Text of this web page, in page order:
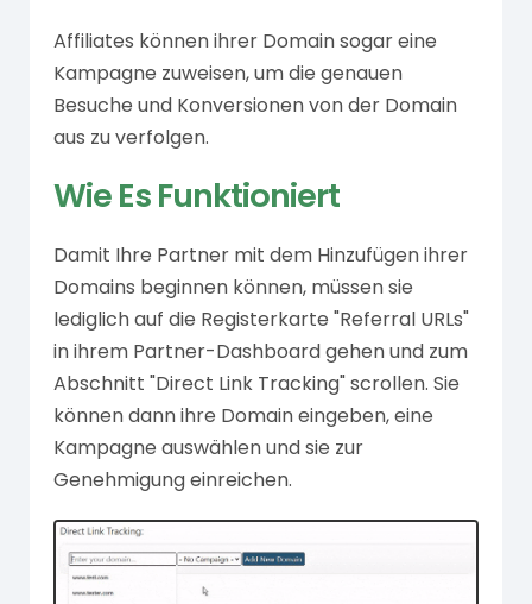
Affiliates können ihrer Domain sogar eine
Kampagne zuweisen, um die genauen
Besuche und Konversionen von der Domain
aus zu verfolgen.
Wie Es Funktioniert
Damit Ihre Partner mit dem Hinzufügen ihrer
Domains beginnen können, müssen sie
lediglich auf die Registerkarte "Referral URLs"
in ihrem Partner-Dashboard gehen und zum
Abschnitt "Direct Link Tracking" scrollen. Sie
können dann ihre Domain eingeben, eine
Kampagne auswählen und sie zur
Genehmigung einreichen.